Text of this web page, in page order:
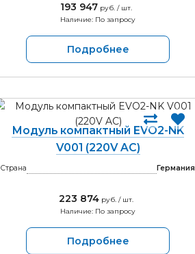
193 947 руб. / шт.
Наличие: По запросу
Подробнее
Модуль компактный EVO2-NK
V001 (220V AC)
Страна Германия
223 874 руб. / шт.
Наличие: По запросу
Подробнее